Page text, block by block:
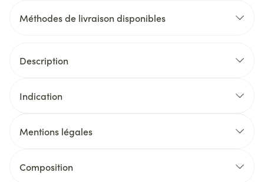
Méthodes de livraison disponibles
Description
Indication
Mentions légales
Composition